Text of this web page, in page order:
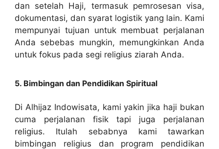
dan setelah Haji, termasuk pemrosesan visa,
dokumentasi, dan syarat logistik yang lain. Kami
mempunyai tujuan untuk membuat perjalanan
Anda sebebas mungkin, memungkinkan Anda
untuk fokus pada segi religius ziarah Anda.
5. Bimbingan dan Pendidikan Spiritual
Di Alhijaz Indowisata, kami yakin jika haji bukan
cuma perjalanan fisik tapi juga perjalanan
religius. Itulah sebabnya kami tawarkan
bimbingan religius dan program pendidikan